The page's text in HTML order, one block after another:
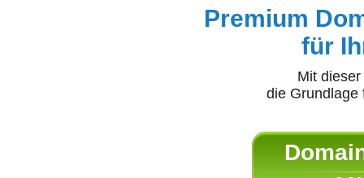
Premium
für
Mit
die